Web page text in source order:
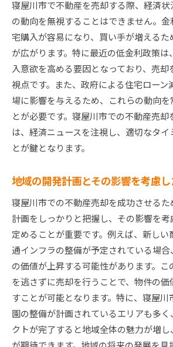
寝屋川市で不動産を売却する際、経済
の動向を無視することはできません。
宅購入が容易になり、買い手が増えるた
が広がります。特に最近の低金利政策は
入意欲を高める要因となっており、売
視点です。また、政府による住宅ローン
場に影響を与えるため、これらの動向
とが必要です。寝屋川市での不動産売
は、経済ニュースを注視し、適切なタ
とが鍵となります。
地域の開発計画とその影響を考慮
寝屋川市での不動産売却を成功させる
計画をしっかりと把握し、その影響を
定めることが重要です。例えば、新しい
通インフラの整備が予定されている場
の価値が上昇する可能性があります。
を逃さずに売却を行うことで、物件の
すことが可能となります。特に、寝屋
園の整備が計画されているエリアも多く
クトが完了すると地域全体の魅力が増